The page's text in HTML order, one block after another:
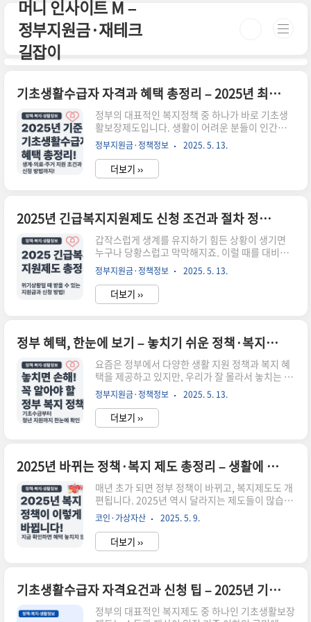
본문 바로가기
머니 인사이트 M –
정부지원금·재테크
길잡이
기초생활수급자 자격과 혜택 총정리 – 2025년 최신 기준
정부의 대표적인 복지정책 중 하나가 바로 기초생
활보장제도입니다. 생활이 어려운 분들이 인간다
운 삶을 영위할 수 있도록 최소한의 생계, 의료, 주
거, 교육 등을 지원하는 제도인데요, 2025년 기준
으로 신청자격과 지급액에 변경된 부분도 있어 지
금 꼭 확인해보셔야 합니다.📌 기초생활수급자란?
거, 교육 등의 급여를 지원받는 사람을 말합니다.📍
**생계급여**: 매달 생계비 현금 지원📍 **의료급
여**: 진료비, 약제비 등 의료비 지원📍 **주거급
여**: 임차료 또는 수선비 지원📍 **교육급여**:
학용품비, 입학금, 수업료 등✅ 2025년 소득 기준
중위소득 30~50% 이하 기준으로 가구원 수에 따
라 달라집니다..
정부지원금·정책정보 2025. 5. 13.
더보기 ››
2025년 긴급복지지원제도 신청 조건과 절차 정리 – 갑작스러운 위기상황일 때 꼭 확인하세요
갑작스럽게 생계를 유지하기 힘든 상황이 생기면
누구나 당황스럽고 막막해지죠. 이럴 때를 대비해
정부에서는 긴급복지지원제도를 운영하고 있습니
다.이 제도는 실직, 질병, 사고, 가정해체 등 예기치
못한 위기상황에 놓인 국민에게일시적으로 생계
비, 의료비, 주거비 등을 신속하게 지원해주는 제도
드릴게요.📌 지원 대상이 되는 ‘위기상황’은?아래
항목 중 하나라도 해당된다면 긴급복지 신청 자격
을 검토할 수 있어요.💼 갑작스런 실직, 휴·폐업 등
소득 중단🏥 중대한 질병, 부상 등으로 인한 생계
곤란⚰️ 가족 사망으로 인한 장례비 부담🏚️ 화재, 자
연재해 등으로 인한 주거 상실👨‍👩‍👧‍👦 가정폭력,
이혼,..
정부지원금·정책정보 2025. 5. 13.
더보기 ››
정부 혜택, 한눈에 보기 – 놓치기 쉬운 정책·복지·생활 정보 총정리
요즘은 정부에서 다양한 생활 지원 정책과 복지 혜
택을 제공하고 있지만, 우리가 잘 몰라서 놓치는 경
우가 많아요. 신청만 해도 매달 생활비를 줄일 수 있
는 제도부터, 위기 상황에서 긴급하게 도움받을 수
있는 복지 서비스까지 정말 다양하답니다.이 글에
서는 **기초생활수급자 지원**, **차상위계층 혜
꼭 알아야 할 정보들을 주제별로 정리했어요.📌 이
런 분들께 꼭 필요한 정보예요💰 생활비가 빠듯한
서민, 저소득 가구🏠 정부지원금이나 주거 혜택을
받고 싶은 청년·신혼부부📱 정부24에서 민원을 신
청하고 싶은데 막막하신 분🚨 갑작스런 위기상황
에서 복지지원을 받고 싶은 분자세한 내용은 각 항
목별로 정리..
정부지원금·정책정보 2025. 5. 13.
더보기 ››
2025년 바뀌는 정책·복지 제도 총정리 – 생활에 바로 적용하는 정보 가이드
매년 초가 되면 정부 정책이 바뀌고, 복지제도도 개
편됩니다. 2025년 역시 달라지는 제도들이 많습니
다. 하지만 대부분은 뉴스에만 잠깐 등장하고, 정작
일상에 어떻게 적용되는지 모르는 분들이 많습니
다.이 글에서는 2025년을 기준으로 꼭 챙겨야 할
정책·복지·생활제도를 한눈에 정리하고, 아래에
꼭 확인해야 할 제도는?근로·자녀장려금 신청 조
건 변경건강보험료 경감 대상 확대정부24로 민원
서류 전면 간소화기초생활보장 외 저소득층 복지
코인·가상자산 2025. 5. 9.
더보기 ››
기초생활수급자 자격요건과 신청 팁 – 2025년 기준 총정리
정부의 대표적인 복지제도 중 하나인 기초생활보장